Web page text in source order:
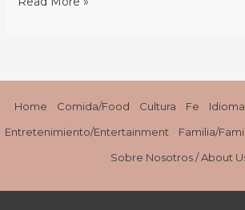
Home Comida/Food Cultura Fe Idioma
Entretenimiento/Entertainment
Familia/
Sobre Nosotros / About